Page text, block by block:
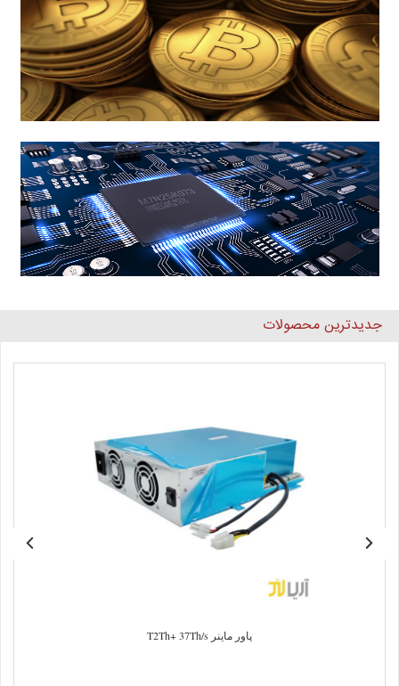
جدیدترین محصولات
پاور ماینر T2Th+ 37Th/s